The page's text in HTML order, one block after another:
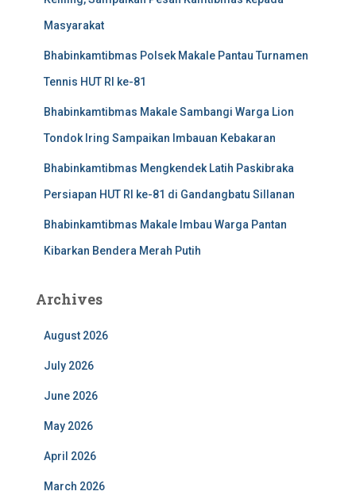
Masyarakat
Bhabinkamtibmas Polsek Makale Pantau Turnamen
Tennis HUT RI ke-81
Bhabinkamtibmas Makale Sambangi Warga Lion
Tondok Iring Sampaikan Imbauan Kebakaran
Bhabinkamtibmas Mengkendek Latih Paskibraka
Persiapan HUT RI ke-81 di Gandangbatu Sillanan
Bhabinkamtibmas Makale Imbau Warga Pantan
Kibarkan Bendera Merah Putih
Archives
August 2026
July 2026
June 2026
May 2026
April 2026
March 2026